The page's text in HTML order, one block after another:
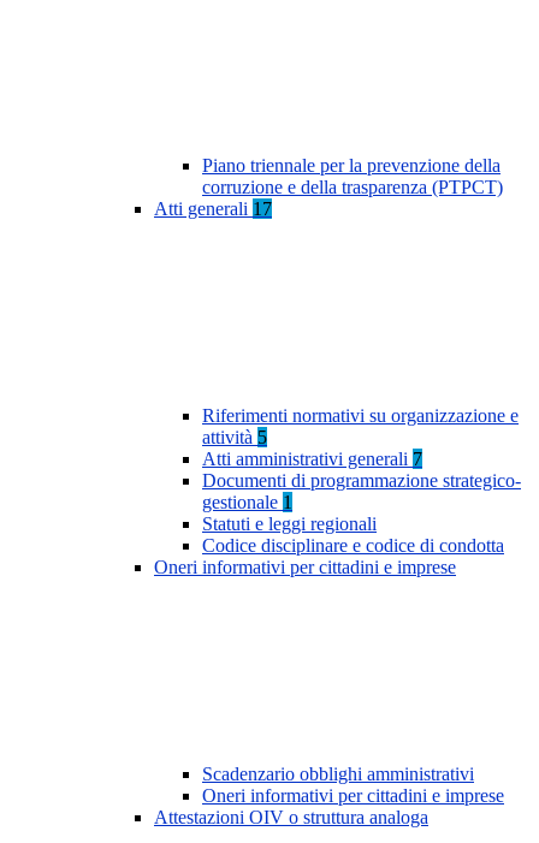
Piano triennale per la prevenzione della
corruzione e della trasparenza (PTPCT)
Atti generali 17
Riferimenti normativi su organizzazione e
attività 5
Atti amministrativi generali 7
Documenti di programmazione strategico-
gestionale 1
Statuti e leggi regionali
Codice disciplinare e codice di condotta
Oneri informativi per cittadini e imprese
Scadenzario obblighi amministrativi
Oneri informativi per cittadini e imprese
Attestazioni OIV o struttura analoga